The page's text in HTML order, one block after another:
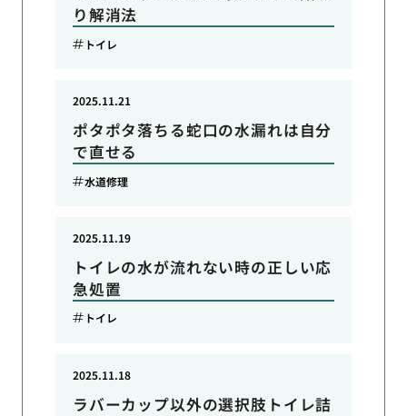
り解消法
トイレ
ポタポタ落ちる蛇口の水漏れは自分
で直せる
2025.11.21
水道修理
トイレの水が流れない時の正しい応
急処置
2025.11.19
トイレ
ラバーカップ以外の選択肢トイレ詰
2025.11.18